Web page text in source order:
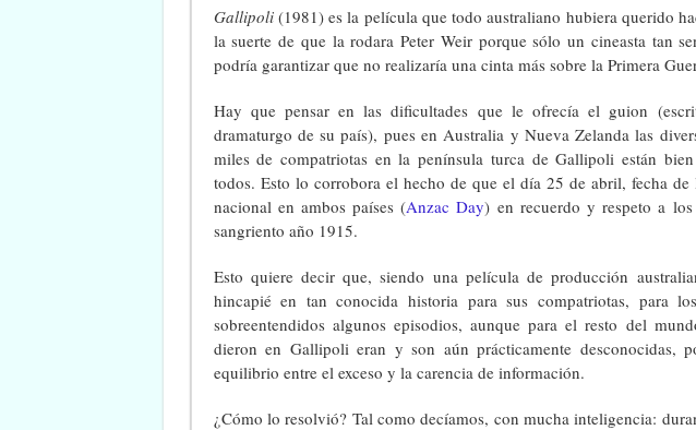
Gallipoli(1981) es la película que todo australiano hubiera querido
la suerte de que la rodara Peter Weir porque sólo un cineasta tan
podría garantizar que no realizaría una cinta más sobre la Primera
Hay que pensar en las dificultades que le ofrecía el guion
dramaturgo de su país), pues en Australia y Nueva Zelanda las
miles de compatriotas en la península turca de Gallipoli están
todos. Esto lo corrobora el hecho de que el día 25 de abril, fecha de
nacional en ambos países (Anzac Day) en recuerdo y respeto a
sangriento año 1915.
Esto quiere decir que, siendo una película de producción
hincapié en tan conocida historia para sus compatriotas, para
sobreentendidos algunos episodios, aunque para el resto del
dieron en Gallipoli eran y son aún prácticamente desconocidas,
equilibrio entre el exceso y la carencia de información.
¿Cómo lo resolvió? Tal como decíamos, con mucha inteligencia: